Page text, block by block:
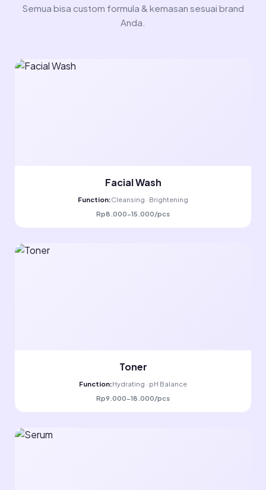
Semua bisa custom formula & kemasan sesuai brand
Anda.
Facial Wash
Function:Cleansing · Brightening
Rp8.000-15.000/pcs
Toner
Function:Hydrating · pH Balance
Rp9.000-18.000/pcs